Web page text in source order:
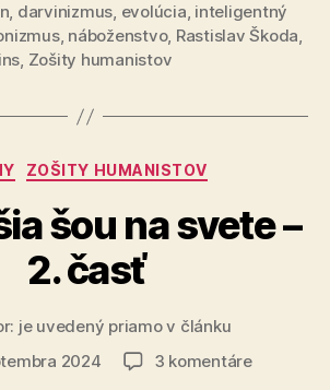
voči
náboženstvu
, darvinizmus, evolúcia, inteligentný
, náboženstvo, Rastislav Škoda,
, Zošity humanistov
Kategórie
ZOŠITY HUMANISTOV
šou na svete –
2. časť
je uvedený priamo v článku
2024 3 komentárena